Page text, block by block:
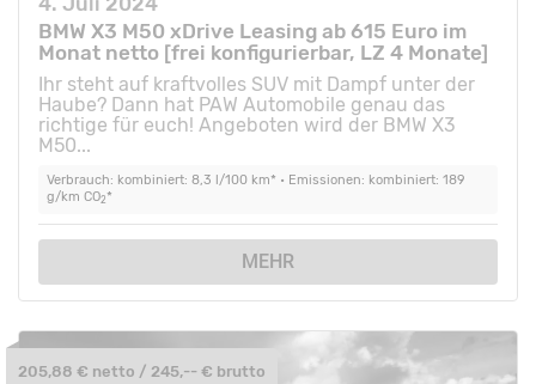
BMW X3 M50 xDrive Leasing ab 615 Euro im
Monat netto [frei konfigurierbar, LZ 4 Monate]
Ihr steht auf kraftvolles SUV mit Dampf unter der
Haube? Dann hat PAW Automobile genau das
richtige für euch! Angeboten wird der BMW X3
M50...
Verbrauch: kombiniert: 8,3 l/100 km* • Emissionen: kombiniert: 189
g/km CO2*
MEHR
205,88 € netto / 245,-- € brutto